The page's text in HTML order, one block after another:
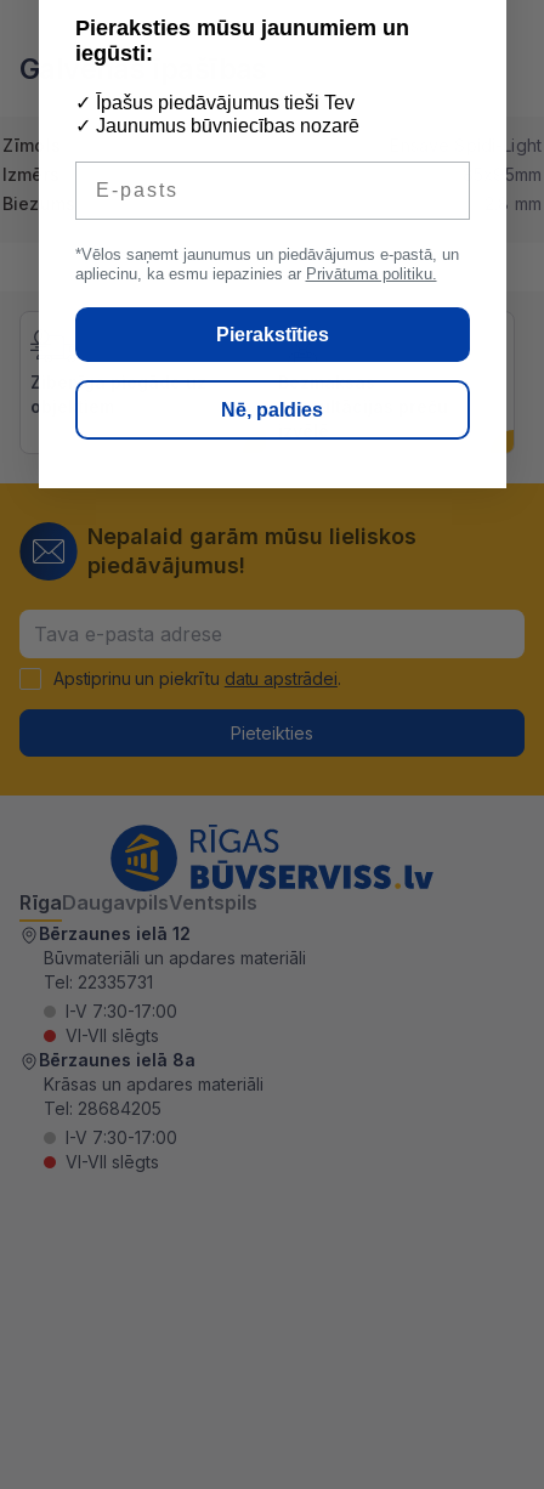
Galvenās īpašības
Zīmols
Ensave Spidi-Light
Izmērs
85x95mm
Biezums
2.8 mm
Zibenīga piegāde uz
objektiem
Bezmaksas
konsultācijas preču
Nepalaid garām mūsu lieliskos
piedāvājumus!
Apstiprinu un piekrītu datu apstrādei.
Pieteikties
RīgaDaugavpilsVentspils
Bērzaunes ielā 12
Būvmateriāli un apdares materiāli
Tel: 22335731
I-V 7:30-17:00
VI-VII slēgts
Bērzaunes ielā 8a
Krāsas un apdares materiāli
Tel: 28684205
I-V 7:30-17:00
VI-VII slēgts
Pieraksties mūsu jaunumiem un
iegūsti:
✓ Īpašus piedāvājumus tieši Tev
✓ Jaunumus būvniecības nozarē
*Vēlos saņemt jaunumus un piedāvājumus e-pastā, un
apliecinu, ka esmu iepazinies ar Privātuma politiku.
Pierakstīties
Nē, paldies